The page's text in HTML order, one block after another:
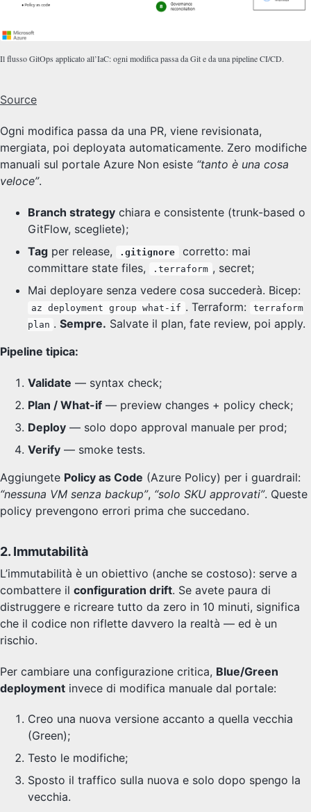
Il flusso GitOps applicato all’IaC: ogni modifica passa da Git e da una pipeline CI/CD.
Source
Ogni modifica passa da una PR, viene revisionata,
mergiata, poi deployata automaticamente. Zero modifiche
manuali sul portale Azure Non esiste “tanto è una cosa
veloce”.
Branch strategy chiara e consistente (trunk-based o
GitFlow, scegliete);
Tag per release, .gitignore
corretto: mai
committare state files,
.terraform , secret;
Mai deployare senza vedere cosa succederà. Bicep:
az deployment group what-if . Terraform:
terraform
plan .Sempre. Salvate il plan, fate review, poi apply.
Pipeline tipica:
Validate — syntax check;
Plan / What-if — preview changes + policy check;
Deploy — solo dopo approval manuale per prod;
Verify — smoke tests.
Aggiungete Policy as Code (Azure Policy) per i guardrail:
“nessuna VM senza backup”, “solo SKU approvati”. Queste
policy prevengono errori prima che succedano.
2. Immutabilità
L’immutabilità è un obiettivo (anche se costoso): serve a
combattere il configuration drift. Se avete paura di
distruggere e ricreare tutto da zero in 10 minuti, significa
che il codice non riflette davvero la realtà — ed è un
rischio.
Per cambiare una configurazione critica, Blue/Green
deployment invece di modifica manuale dal portale:
Creo una nuova versione accanto a quella vecchia
(Green);
Testo le modifiche;
Sposto il traffico sulla nuova e solo dopo spengo la
vecchia.